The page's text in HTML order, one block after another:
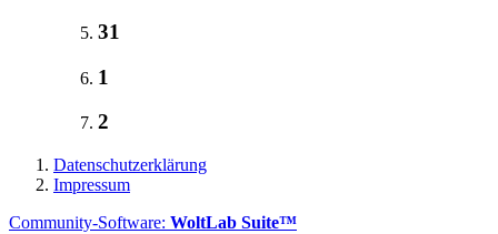
31
1
2
Datenschutzerklärung
Impressum
Community-Software: WoltLab Suite™